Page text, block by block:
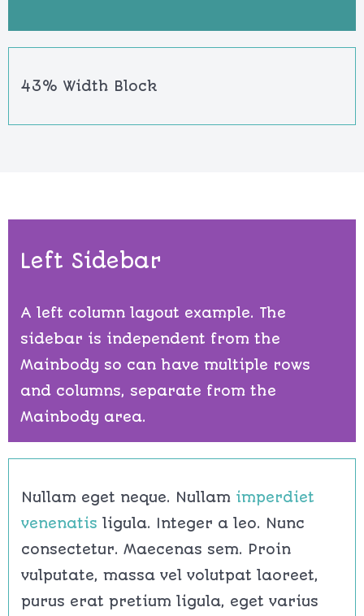
43% Width Block
Left Sidebar
A left column layout example. The
sidebar is independent from the
Mainbody so can have multiple rows
and columns, separate from the
Mainbody area.
Nullam eget neque. Nullam imperdiet
venenatis ligula. Integer a leo. Nunc
consectetur. Maecenas sem. Proin
vulputate, massa vel volutpat laoreet,
purus erat pretium ligula, eget varius